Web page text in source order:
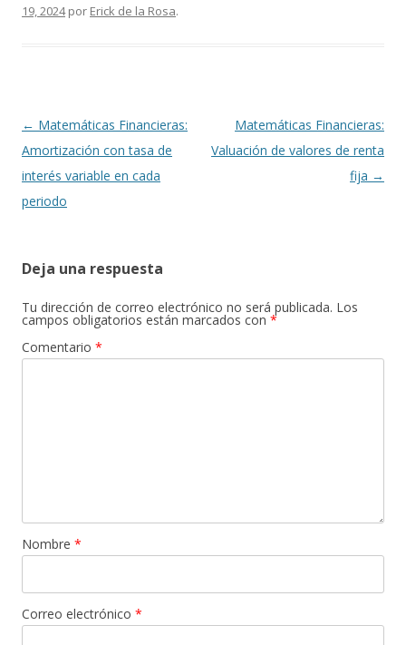
19, 2024por Erick de la Rosa.
Navegación
de
entradas
← Matemáticas Financieras:
Amortización con tasa de
interés variable en cada
periodo
Matemáticas Financieras:
Valuación de valores de renta
fija →
Deja una respuesta
Tu dirección de correo electrónico no será publicada. Los
campos obligatorios están marcados con *
Comentario *
Nombre *
Correo electrónico *